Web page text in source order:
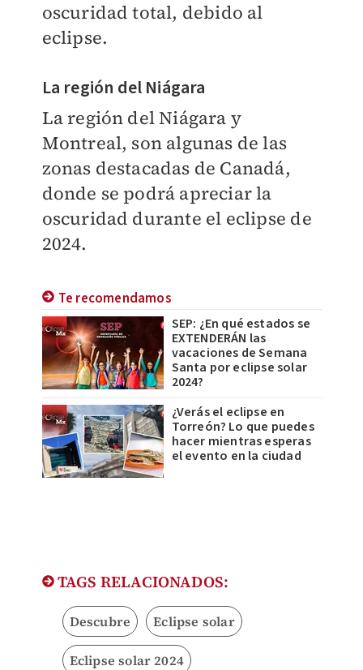
oscuridad total, debido al
eclipse.
La región del Niágara
La región del Niágara y
Montreal, son algunas de las
zonas destacadas de Canadá,
donde se podrá apreciar la
oscuridad durante el eclipse de
2024.
Te recomendamos
SEP: ¿En qué estados se
EXTENDERÁN las
vacaciones de Semana
Santa por eclipse solar
2024?
¿Verás el eclipse en
Torreón? Lo que puedes
hacer mientras esperas
el evento en la ciudad
TAGS RELACIONADOS:
Descubre Eclipse solar
Eclipse solar 2024